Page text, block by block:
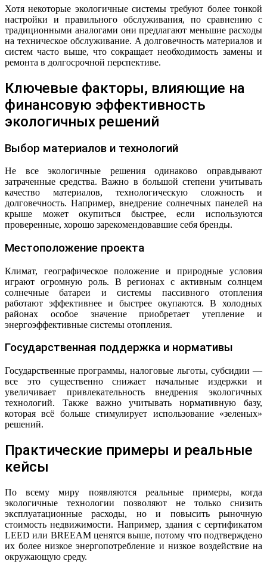
Хотя некоторые экологичные системы требуют более тонкой
настройки и правильного обслуживания, по сравнению с
традиционными аналогами они предлагают меньшие расходы
на техническое обслуживание. А долговечность материалов и
систем часто выше, что сокращает необходимость замены и
ремонта в долгосрочной перспективе.
Ключевые факторы, влияющие на
финансовую эффективность
экологичных решений
Выбор материалов и технологий
Не все экологичные решения одинаково оправдывают
затраченные средства. Важно в большой степени учитывать
качество материалов, технологическую сложность и
долговечность. Например, внедрение солнечных панелей на
крыше может окупиться быстрее, если используются
проверенные, хорошо зарекомендовавшие себя бренды.
Местоположение проекта
Климат, географическое положение и природные условия
играют огромную роль. В регионах с активным солнцем
солнечные батареи и системы пассивного отопления
работают эффективнее и быстрее окупаются. В холодных
районах особое значение приобретает утепление и
энергоэффективные системы отопления.
Государственная поддержка и нормативы
Государственные программы, налоговые льготы, субсидии —
все это существенно снижает начальные издержки и
увеличивает привлекательность внедрения экологичных
технологий. Также важно учитывать нормативную базу,
которая всё больше стимулирует использование «зеленых»
решений.
Практические примеры и реальные
кейсы
По всему миру появляются реальные примеры, когда
экологичные технологии позволяют не только снизить
эксплуатационные расходы, но и повысить рыночную
стоимость недвижимости. Например, здания с сертификатом
LEED или BREEAM ценятся выше, потому что подтверждено
их более низкое энергопотребление и низкое воздействие на
окружающую среду.